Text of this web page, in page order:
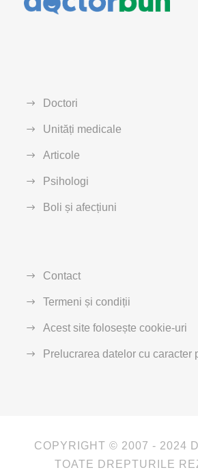
Doctori
Unități medicale
Articole
Psihologi
Boli și afecțiuni
Contact
Termeni și condiții
Acest site folosește cookie-uri
Prelucrarea datelor cu caracter
COPYRIGHT © 2007 - 2024
TOATE DREPTURILE